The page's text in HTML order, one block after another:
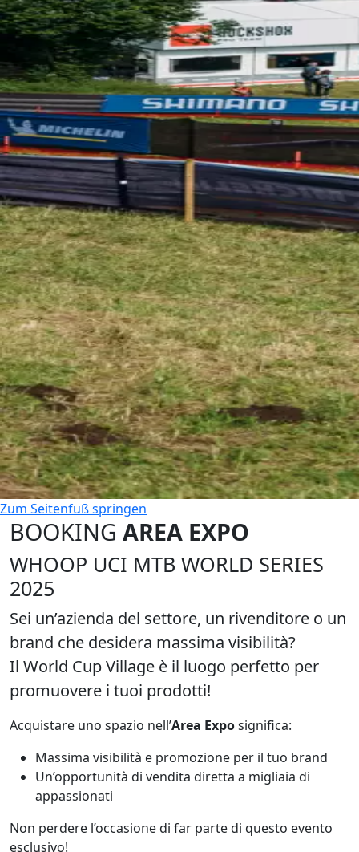
Zum Seitenfuß springen
BOOKING AREA EXPO
WHOOP UCI MTB WORLD SERIES
2025
Sei un’azienda del settore, un rivenditore o un
brand che desidera massima visibilità?
Il World Cup Village è il luogo perfetto per
promuovere i tuoi prodotti!
Acquistare uno spazio nell’Area Exposignifica:
Massima visibilità e promozione per il tuo brand
Un’opportunità di vendita diretta a migliaia di
appassionati
Non perdere l’occasione di far parte di questo evento
esclusivo!